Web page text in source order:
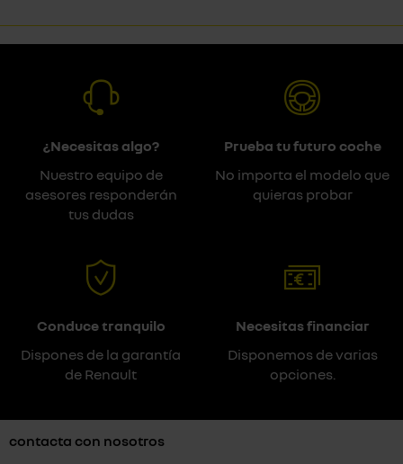
¿Necesitas algo?
Nuestro equipo de
asesores responderán
tus dudas
Prueba tu futuro coche
No importa el modelo que
quieras probar
Conduce tranquilo
Dispones de la garantía
de Renault
Necesitas financiar
Disponemos de varias
opciones.
contacta con nosotros